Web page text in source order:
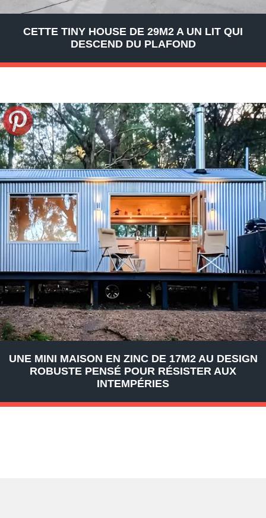
CETTE TINY HOUSE DE 29M2 A UN LIT QUI
DESCEND DU PLAFOND
UNE MINI MAISON EN ZINC DE 17M2 AU DESIGN
ROBUSTE PENSÉ POUR RÉSISTER AUX
INTEMPÉRIES